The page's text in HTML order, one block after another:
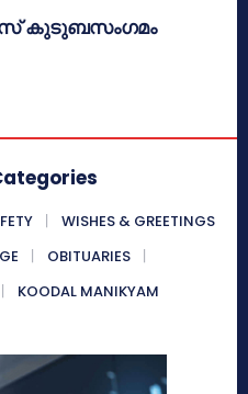
കുടുബസംഗമം
WISHES & GREETINGS
OBITUARIES
KOODAL MANIKYAM